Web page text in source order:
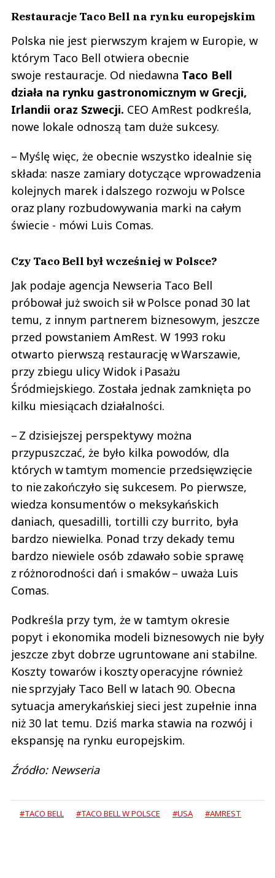
Restauracje Taco Bell na rynku europejskim
Polska nie jest pierwszym krajem w Europie, w
którym Taco Bell otwiera obecnie
swoje restauracje. Od niedawna Taco Bell
działa na rynku gastronomicznym w Grecji,
Irlandii oraz Szwecji. CEO AmRest podkreśla,
nowe lokale odnoszą tam duże sukcesy.
– Myślę więc, że obecnie wszystko idealnie się
składa: nasze zamiary dotyczące wprowadzenia
kolejnych marek i dalszego rozwoju w Polsce
oraz plany rozbudowywania marki na całym
świecie - mówi Luis Comas.
Czy Taco Bell był wcześniej w Polsce?
Jak podaje agencja Newseria Taco Bell
próbował już swoich sił w Polsce ponad 30 lat
temu, z innym partnerem biznesowym, jeszcze
przed powstaniem AmRest. W 1993 roku
otwarto pierwszą restaurację w Warszawie,
przy zbiegu ulicy Widok i Pasażu
Śródmiejskiego. Została jednak zamknięta po
kilku miesiącach działalności.
– Z dzisiejszej perspektywy można
przypuszczać, że było kilka powodów, dla
których w tamtym momencie przedsięwzięcie
to nie zakończyło się sukcesem. Po pierwsze,
wiedza konsumentów o meksykańskich
daniach, quesadilli, tortilli czy burrito, była
bardzo niewielka. Ponad trzy dekady temu
bardzo niewiele osób zdawało sobie sprawę
z różnorodności dań i smaków – uważa Luis
Comas.
Podkreśla przy tym, że w tamtym okresie
popyt i ekonomika modeli biznesowych nie były
jeszcze zbyt dobrze ugruntowane ani stabilne.
Koszty towarów i koszty operacyjne również
nie sprzyjały Taco Bell w latach 90. Obecna
sytuacja amerykańskiej sieci jest zupełnie inna
niż 30 lat temu. Dziś marka stawia na rozwój i
ekspansję na rynku europejskim.
Źródło: Newseria
#TACO BELL #TACO BELL W POLSCE #USA #AMREST